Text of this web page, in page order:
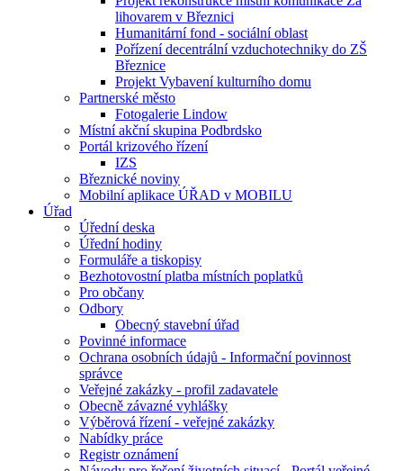
lihovarem v Březnici
Humanitární fond - sociální oblast
Pořízení decentrální vzduchotechniky do ZŠ
Březnice
Projekt Vybavení kulturního domu
Partnerské město
Fotogalerie Lindow
Místní akční skupina Podbrdsko
Portál krizového řízení
IZS
Březnické noviny
Mobilní aplikace ÚŘAD v MOBILU
Úřad
Úřední deska
Úřední hodiny
Formuláře a tiskopisy
Bezhotovostní platba místních poplatků
Pro občany
Odbory
Obecný stavební úřad
Povinné informace
Ochrana osobních údajů - Informační povinnost
správce
Veřejné zakázky - profil zadavatele
Obecně závazné vyhlášky
Výběrová řízení - veřejné zakázky
Nabídky práce
Registr oznámení